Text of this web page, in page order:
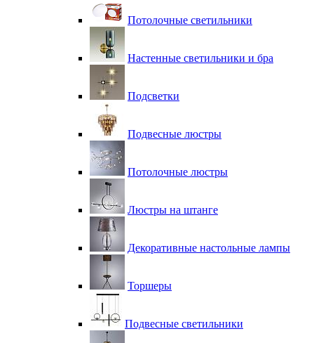
Потолочные светильники
Настенные светильники и бра
Подсветки
Подвесные люстры
Потолочные люстры
Люстры на штанге
Декоративные настольные лампы
Торшеры
Подвесные светильники